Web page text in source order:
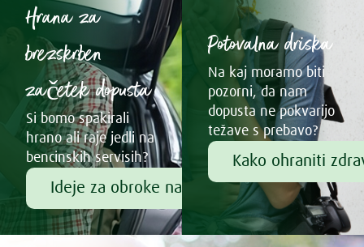
Hrana za
brezskrben
začetek dopusta
Si bomo spakirali
hrano ali raje jedli na
bencinskih servisih?
Ideje za obroke na poti
Potovalna driska
Na kaj moramo biti
pozorni, da nam
dopusta ne pokvarijo
težave s prebavo?
Kako ohraniti